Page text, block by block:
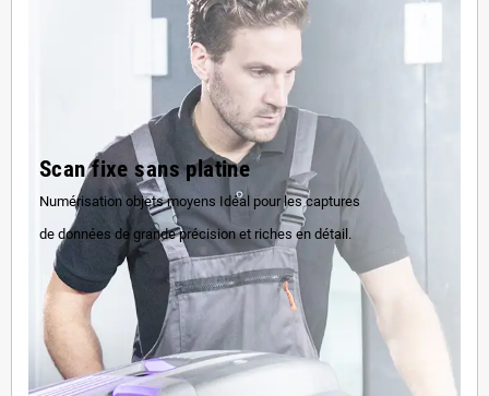
Scan fixe sans platine
Numérisation objets moyens Idéal pour les captures
de données de grande précision et riches en détail.